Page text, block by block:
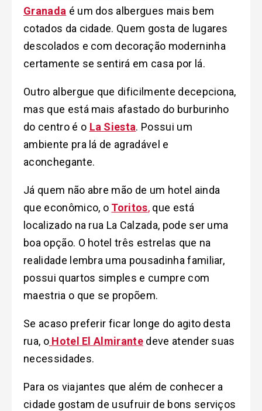
Granada é um dos albergues mais bem
cotados da cidade. Quem gosta de lugares
descolados e com decoração moderninha
certamente se sentirá em casa por lá.
Outro albergue que dificilmente decepciona,
mas que está mais afastado do burburinho
do centro é o La Siesta. Possui um
ambiente pra lá de agradável e
aconchegante.
Já quem não abre mão de um hotel ainda
que econômico, o Toritos, que está
localizado na rua La Calzada, pode ser uma
boa opção. O hotel três estrelas que na
realidade lembra uma pousadinha familiar,
possui quartos simples e cumpre com
maestria o que se propõem.
Se acaso preferir ficar longe do agito desta
rua, oHotel El Almirante deve atender suas
necessidades.
Para os viajantes que além de conhecer a
cidade gostam de usufruir de bons serviços